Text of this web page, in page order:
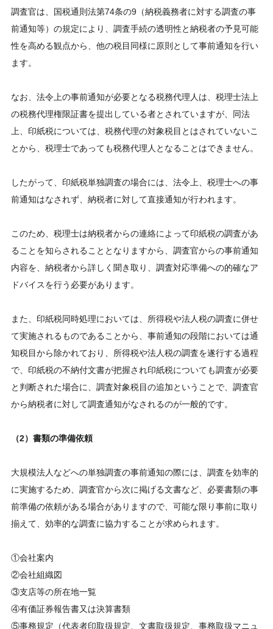
調査官は、国税通則法第74条の9（納税義務者に対する調査の事
前通知等）の規定により、調査手続の透明性と納税者の予見可能
性を高める観点から、他の税目同様に原則として事前通知を行い
ます。
なお、法令上の事前通知が必要となる税務代理人は、税理士法上
の税務代理権限証書を提出している者とされていますが、同法
上、印紙税については、税務代理の対象税目とはされていないこ
とから、税理士であっても税務代理人となることはできません。
したがって、印紙税単独調査の場合には、法令上、税理士への事
前通知はなされず、納税者に対して直接通知が行われます。
このため、税理士は納税者からの連絡によって印紙税の調査があ
ることを知らされることとなりますから、調査官からの事前通知
内容を、納税者から詳しく聞き取り、調査対応準備への的確なア
ドバイスを行う必要があります。
また、印紙税同時処理においては、所得税や法人税の調査に併せ
て実施されるものであることから、事前通知の段階においては通
知税目から除かれており、所得税や法人税の調査を遂行する過程
で、印紙税の不納付文書が把握され印紙税についても調査が必要
と判断された場合に、調査対象税目の追加ということで、調査官
から納税者に対して調査通知がなされるのが一般的です。
（2）書類の準備依頼
大規模法人などへの単独調査の事前通知の際には、調査を効率的
に実施するため、調査官から次に掲げる文書など、必要書類の事
前準備の依頼がある場合がありますので、可能な限り事前に取り
揃えて、効率的な調査に協力することが求められます。
①会社案内
②会社組織図
③支店等の所在地一覧
④有価証券報告書又は決算書類
⑤事務規定（代表者印取扱規定、文書取扱規定、事務取扱マニュ